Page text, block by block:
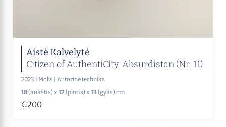
Aistė Kalvelytė
Citizen of AuthentiCity. Absurdistan (Nr. 11)
2023 | Molis | Autorinė technika
18(aukštis) x 12 (plotis) x 13(gylis) cm
€200